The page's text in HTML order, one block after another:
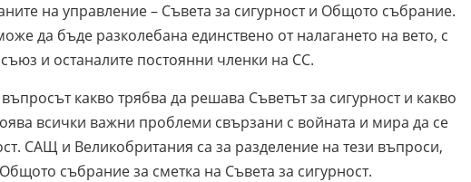
на управление – Съвета за сигурност и Общото събрание.
да бъде разколебана единствено от налагането на вето, с
и останалите постоянни членки на СС.
какво трябва да решава Съветът за сигурност и какво
всички важни проблеми свързани с войната и мира да се
САЩ и Великобритания са за разделение на тези въпроси,
събрание за сметка на Съвета за сигурност.